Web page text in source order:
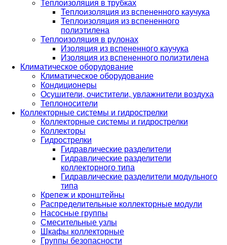
Теплоизоляция в трубках
Теплоизоляция из вспененного каучука
Теплоизоляция из вспененного
полиэтилена
Теплоизоляция в рулонах
Изоляция из вспененного каучука
Изоляция из вспененного полиэтилена
Климатическое оборудование
Климатическое оборудование
Кондиционеры
Осушители, очистители, увлажнители воздуха
Теплоносители
Коллекторные системы и гидрострелки
Коллекторные системы и гидрострелки
Коллекторы
Гидрострелки
Гидравлические разделители
Гидравлические разделители
коллекторного типа
Гидравлические разделители модульного
типа
Крепеж и кронштейны
Распределительные коллекторные модули
Насосные группы
Смесительные узлы
Шкафы коллекторные
Группы безопасности